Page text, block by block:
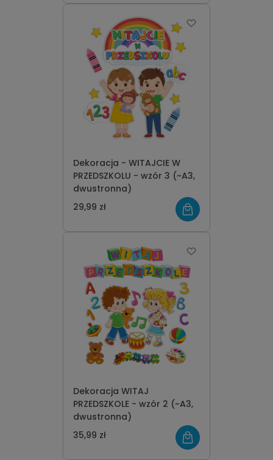
Dekoracja - WITAJCIE W
PRZEDSZKOLU - wzór 3 (~A3,
dwustronna)
29,99 zł
Dekoracja WITAJ
PRZEDSZKOLE - wzór 2 (~A3,
dwustronna)
35,99 zł